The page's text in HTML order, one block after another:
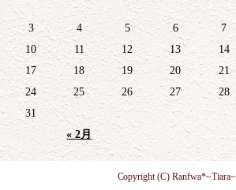
« 2月
3
4 5 6 7
10
11 12 13 14
17
18 19 20 21
24
25 26 27 28
31
Copyright (C) Ranfwa*~Tiara~